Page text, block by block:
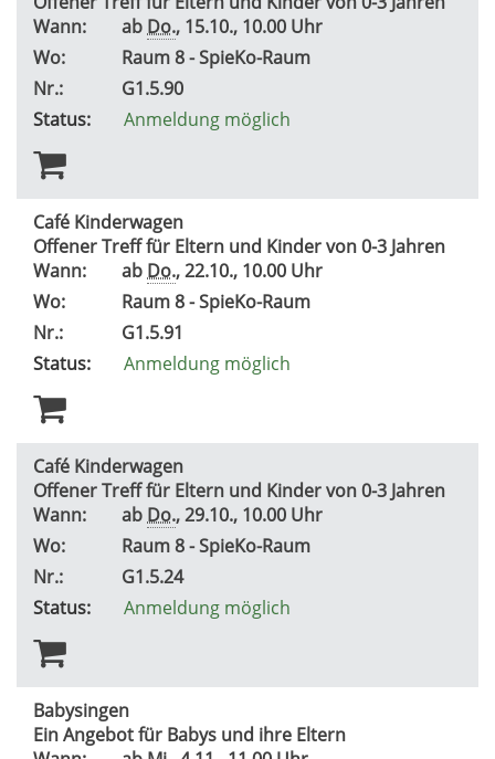
Wann:
ab Do., 15.10., 10.00 Uhr
Wo:
Raum 8 - SpieKo-Raum
Nr.:
G1.5.90
Status:
Anmeldung möglich
Café Kinderwagen
Offener Treff für Eltern und Kinder von 0-3 Jahren
Wann:
ab Do., 22.10., 10.00 Uhr
Wo:
Raum 8 - SpieKo-Raum
Nr.:
G1.5.91
Status:
Anmeldung möglich
Café Kinderwagen
Offener Treff für Eltern und Kinder von 0-3 Jahren
Wann:
ab Do., 29.10., 10.00 Uhr
Wo:
Raum 8 - SpieKo-Raum
Nr.:
G1.5.24
Status:
Anmeldung möglich
Babysingen
Ein Angebot für Babys und ihre Eltern